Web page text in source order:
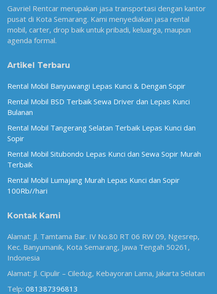
Gavriel Rentcar merupakan jasa transportasi dengan kantor
pusat di Kota Semarang. Kami menyediakan jasa rental
mobil, carter, drop baik untuk pribadi, keluarga, maupun
agenda formal.
Artikel Terbaru
Rental Mobil Banyuwangi Lepas Kunci & Dengan Sopir
Rental Mobil BSD Terbaik Sewa Driver dan Lepas Kunci
Bulanan
Rental Mobil Tangerang Selatan Terbaik Lepas Kunci dan
Sopir
Rental Mobil Situbondo Lepas Kunci dan Sewa Sopir Murah
Terbaik
Rental Mobil Lumajang Murah Lepas Kunci dan Sopir
100Rb//hari
Kontak Kami
Alamat: Jl. Tamtama Bar. IV No.80 RT 06 RW 09, Ngesrep,
Kec. Banyumanik, Kota Semarang, Jawa Tengah 50261,
Indonesia
Alamat: Jl. Cipulir – Ciledug, Kebayoran Lama, Jakarta Selatan
Telp: 081387396813